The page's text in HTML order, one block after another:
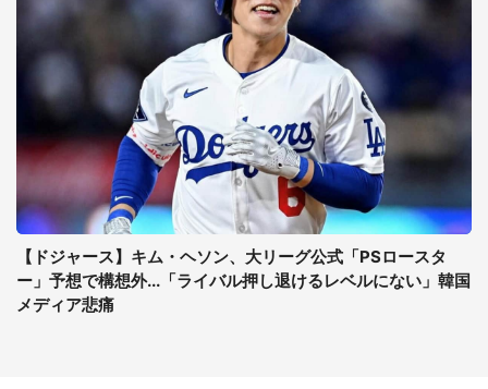
【ドジャース】キム・ヘソン、大リーグ公式「PSロースタ
ー」予想で構想外...「ライバル押し退けるレベルにない」韓国
メディア悲痛